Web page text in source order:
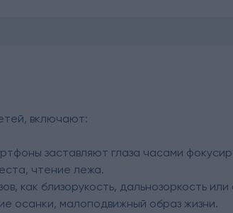
включают:
заставляют глаза часами
чтение лежа.
как близорукость, дальнозоркость или
осанки, малоподвижный образ жизни.